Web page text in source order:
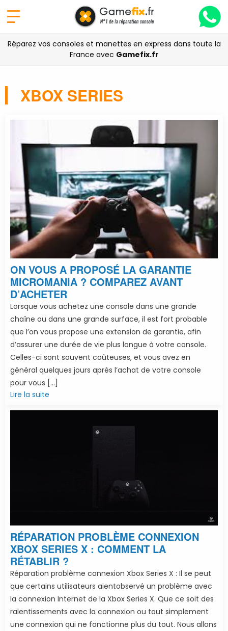
Réparez vos consoles et manettes en express dans toute la
France avec Gamefix.fr
XBOX SERIES
ON VOUS A PROPOSÉ LA GARANTIE
MICROMANIA ? COMPAREZ AVANT
D’ACHETER
Lorsque vous achetez une console dans une grande
chaîne ou dans une grande surface, il est fort probable
que l’on vous propose une extension de garantie, afin
d’assurer une durée de vie plus longue à votre console.
Celles-ci sont souvent coûteuses, et vous avez en
général quelques jours après l’achat de votre console
pour vous […]
Lire la suite
RÉPARATION PROBLÈME CONNEXION
XBOX SERIES X : COMMENT LA
RÉTABLIR ?
Réparation problème connexion Xbox Series X : Il se peut
que certains utilisateurs aientobservé un problème avec
la connexion Internet de la Xbox Series X. Que ce soit des
ralentissements avec la connexion ou tout simplement
une connexion qui ne fonctionne plus du tout. Nous allons